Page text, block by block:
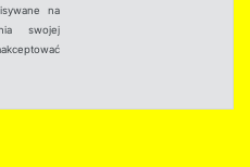
na
swojej